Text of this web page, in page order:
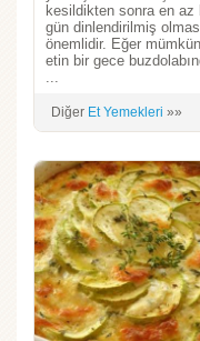
kesildikten sonra en az
gün dinlendirilmiş
önemlidir. Eğer
etin bir gece
...
Diğer Et Yemekleri »»